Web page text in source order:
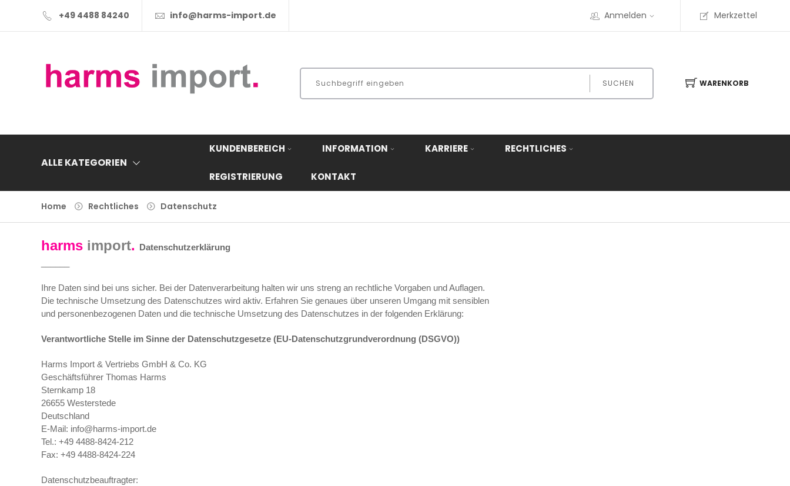
+49 4488 84240 info@harms-import.de Anmelden Merkzettel
SUCHEN WARENKORB
ALLE KATEGORIEN
KUNDENBEREICH INFORMATION KARRIERE RECHTLICHES
REGISTRIERUNG KONTAKT
Home Rechtliches Datenschutz
harms import.
Datenschutzerklärung
Ihre Daten sind bei uns sicher. Bei der Datenverarbeitung halten wir uns streng an rechtliche Vorgaben und Auflagen.
Die technische Umsetzung des Datenschutzes wird aktiv. Erfahren Sie genaues über unseren Umgang mit sensiblen
und personenbezogenen Daten und die technische Umsetzung des Datenschutzes in der folgenden Erklärung:
Verantwortliche Stelle im Sinne der Datenschutzgesetze (EU-Datenschutzgrundverordnung (DSGVO))
Harms Import & Vertriebs GmbH & Co. KG
Geschäftsführer Thomas Harms
Sternkamp 18
26655 Westerstede
Deutschland
E-Mail: info@harms-import.de
Tel.: +49 4488-8424-212
Fax: +49 4488-8424-224
Datenschutzbeauftragter: